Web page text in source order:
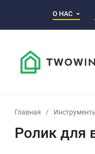
О НАС
Главная /
Ролик для